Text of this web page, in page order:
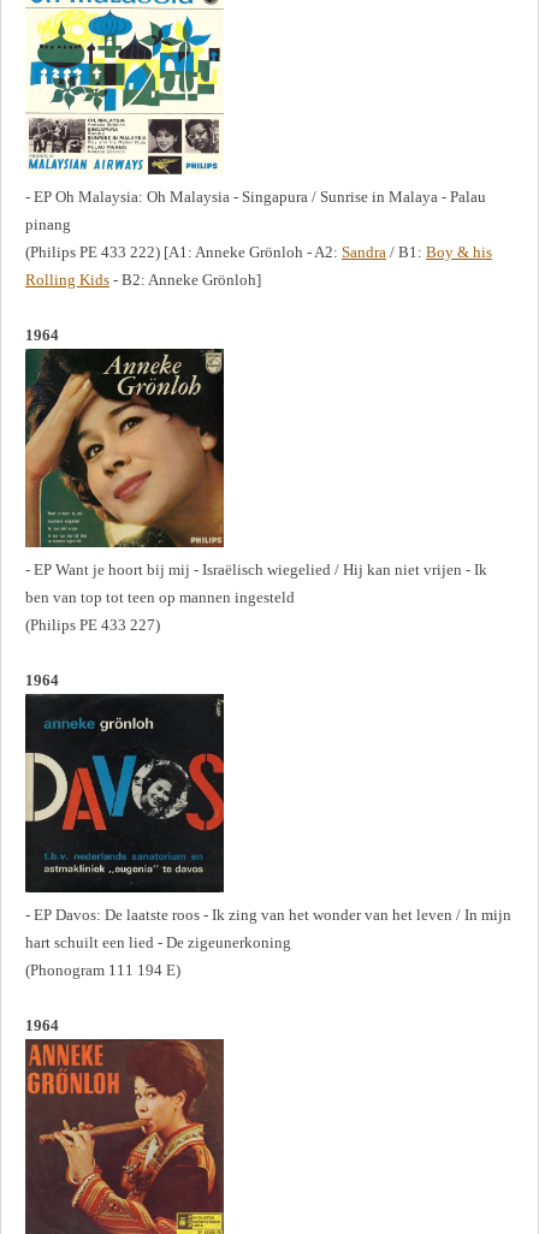
- EP Oh Malaysia: Oh Malaysia - Singapura / Sunrise in Malaya - Palau
pinang
(Philips PE 433 222) [A1: Anneke Grönloh - A2: Sandra / B1: Boy & his
Rolling Kids - B2: Anneke Grönloh]
1964
- EP Want je hoort bij mij - Israëlisch wiegelied / Hij kan niet vrijen - Ik
ben van top tot teen op mannen ingesteld
(Philips PE 433 227)
1964
- EP Davos: De laatste roos - Ik zing van het wonder van het leven / In mijn
hart schuilt een lied - De zigeunerkoning
(Phonogram 111 194 E)
1964